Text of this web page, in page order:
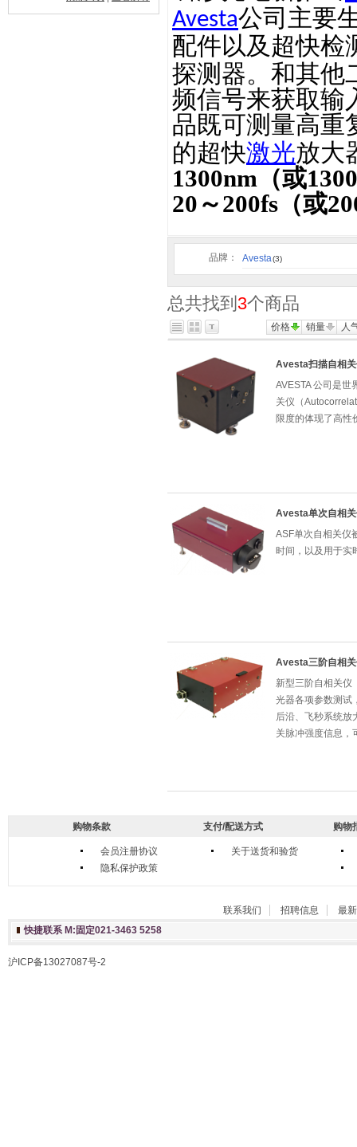
Avesta公司主要
配件以及超快检
探测器。和其他
频信号来获取输
品既可测量高重
的超快激光放大
1300nm （或1300
20 ～200fs （或
品牌： Avesta(3)
总共找到 3个商品
价格 销量 人
Avesta扫描自相
AVESTA 公司是世
关仪（
限度的体现了高性
Avesta单次自相
ASF单次自相关仪
时间，以及用于实
Avesta三阶自相
新型三阶自相关仪
光器各项参数测试
后沿、飞秒系统放
关脉冲强度信息，
购物条款
会员注册协议
隐私保护政策
支付/配送方式
关于送货和验货
购物
联系我们 招聘信息
最
快捷联系 M:固定021-3463 5258
沪ICP备13027087号-2